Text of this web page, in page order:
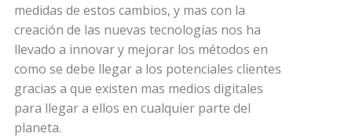
medidas de estos cambios, y mas con la
creación de las nuevas tecnologías nos ha
llevado a innovar y mejorar los métodos en
como se debe llegar a los potenciales clientes
gracias a que existen mas medios digitales
para llegar a ellos en cualquier parte del
planeta.